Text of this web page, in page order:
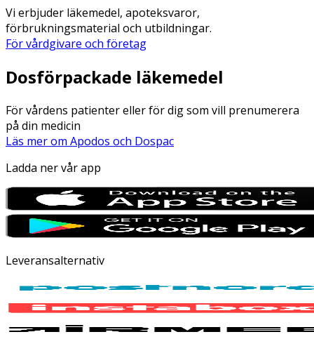
Vi erbjuder läkemedel, apoteksvaror,
förbrukningsmaterial och utbildningar.
För vårdgivare och företag
Dosförpackade läkemedel
För vårdens patienter eller för dig som vill prenumerera
på din medicin
Läs mer om Apodos och Dospac
Ladda ner vår app
Leveransalternativ